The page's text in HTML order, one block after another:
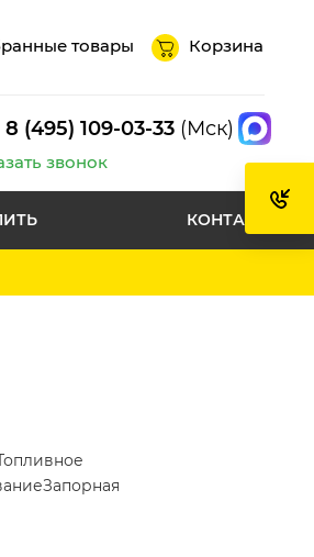
товары Корзина
8 (495) 109-03-33 (Мск)
звонок
КОНТАКТЫ
Запорная